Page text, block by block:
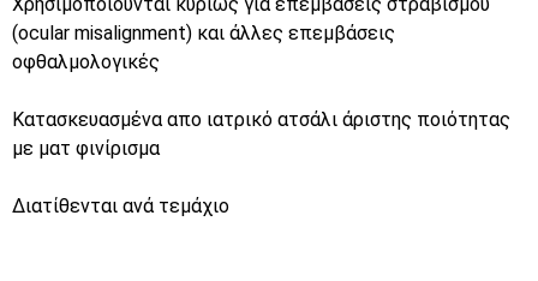
Χρησιμοποιούνται κυρίως για επεμβάσεις στραβισμού
(ocular misalignment) και άλλες επεμβάσεις
οφθαλμολογικές
Κατασκευασμένα απο ιατρικό ατσάλι άριστης ποιότητας
με ματ φινίρισμα
Διατίθενται ανά τεμάχιο